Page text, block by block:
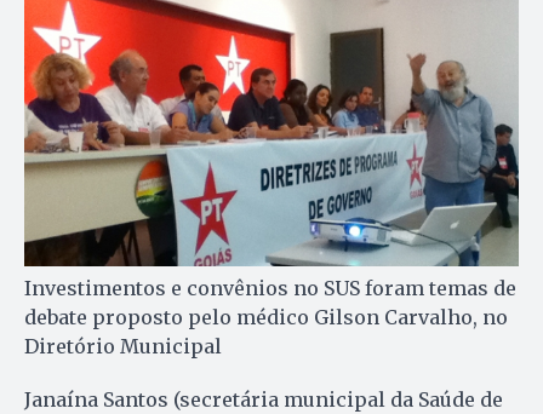
Investimentos e convênios no SUS foram temas de
debate proposto pelo médico Gilson Carvalho, no
Diretório Municipal
Janaína Santos (secretária municipal da Saúde de